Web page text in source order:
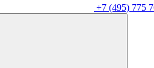
+7 (495) 775